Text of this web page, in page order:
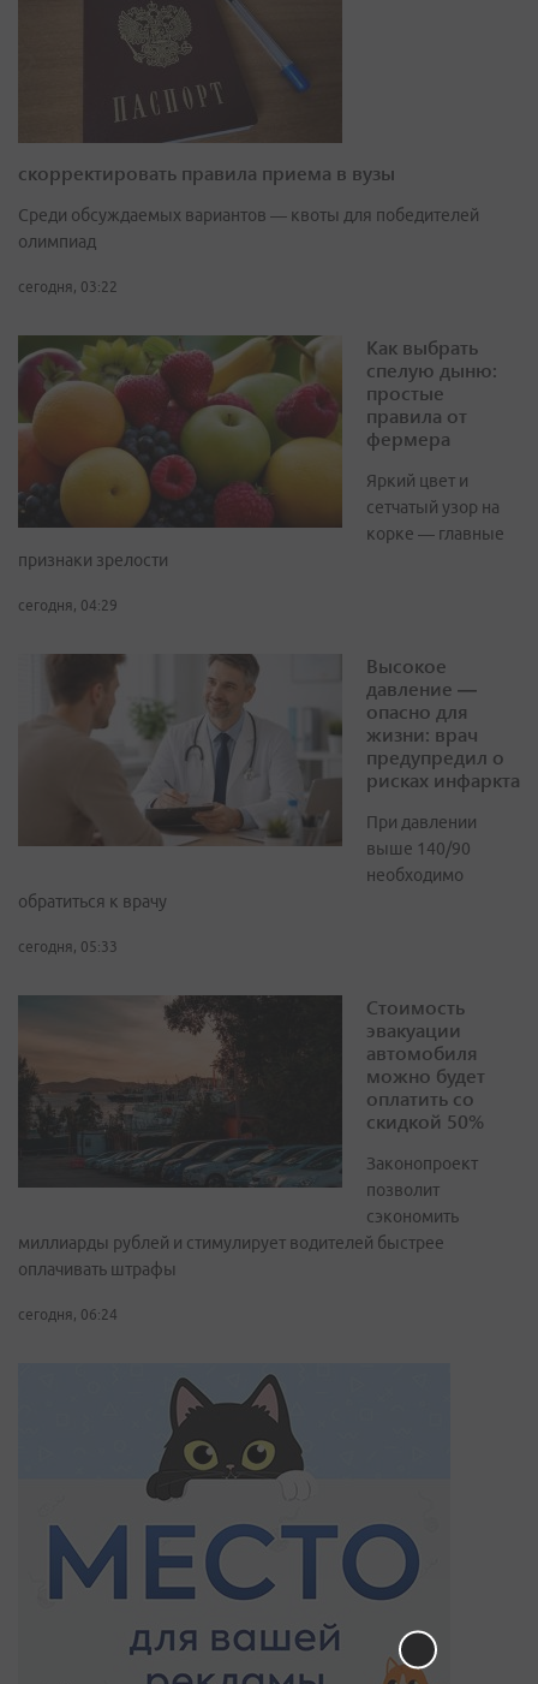
скорректировать правила приема в вузы
Среди обсуждаемых вариантов — квоты для победителей
олимпиад
сегодня, 03:22
Как выбрать
спелую дыню:
простые
правила от
фермера
Яркий цвет и
сетчатый узор на
корке — главные
признаки зрелости
сегодня, 04:29
Высокое
давление —
опасно для
жизни: врач
предупредил о
рисках инфаркта
При давлении
выше 140/90
необходимо
обратиться к врачу
сегодня, 05:33
Стоимость
эвакуации
автомобиля
можно будет
оплатить со
скидкой 50%
Законопроект
позволит
сэкономить
миллиарды рублей и стимулирует водителей быстрее
оплачивать штрафы
сегодня, 06:24